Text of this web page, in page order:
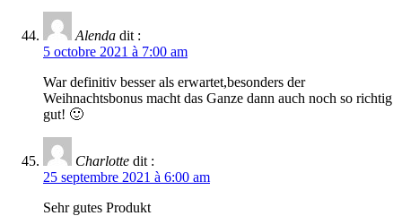
Alenda dit :
5 octobre 2021 à 7:00 am
War definitiv besser als erwartet,besonders der
Weihnachtsbonus macht das Ganze dann auch noch so richtig
gut! 🙂
Charlotte dit :
25 septembre 2021 à 6:00 am
Sehr gutes Produkt